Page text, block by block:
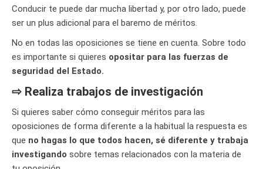
Conducir te puede dar mucha libertad y, por otro lado, puede
ser un plus adicional para el baremo de méritos.
No en todas las oposiciones se tiene en cuenta. Sobre todo
es importante si quieres opositar para las fuerzas de
seguridad del Estado.
⇨ Realiza trabajos de investigación
Si quieres saber cómo conseguir méritos para las
oposiciones de forma diferente a la habitual la respuesta es
que no hagas lo que todos hacen, sé diferente y trabaja
investigando sobre temas relacionados con la materia de